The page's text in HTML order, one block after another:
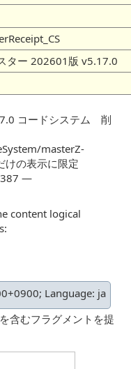
ター 202601版 v5.17.0
コードシステム 削
masterZ-
の表示に限定
—
content logical
Language: ja
含むフラグメントを提